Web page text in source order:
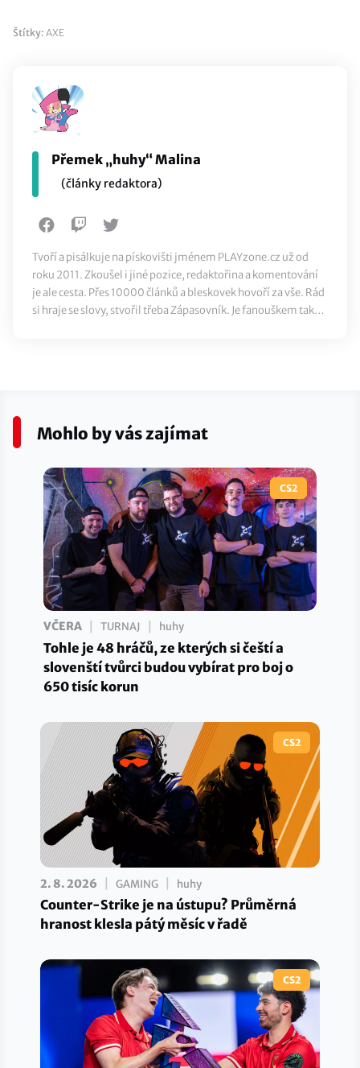
Štítky: AXE
Přemek „huhy“ Malina
(články redaktora)
Tvoří a pisálkuje na pískovišti jménem PLAYzone.cz už od
roku 2011. Zkoušel i jiné pozice, redaktořina a komentování
je ale cesta. Přes 10000 článků a bleskovek hovoří za vše. Rád
si hraje se slovy, stvořil třeba Zápasovník. Je fanouškem také
Mohlo by vás zajímat
CS2
VČERA TURNAJ huhy
Tohle je 48 hráčů, ze kterých si čeští a
slovenští tvůrci budou vybírat pro boj o
650 tisíc korun
CS2
2. 8. 2026 GAMING huhy
Counter-Strike je na ústupu? Průměrná
hranost klesla pátý měsíc v řadě
CS2